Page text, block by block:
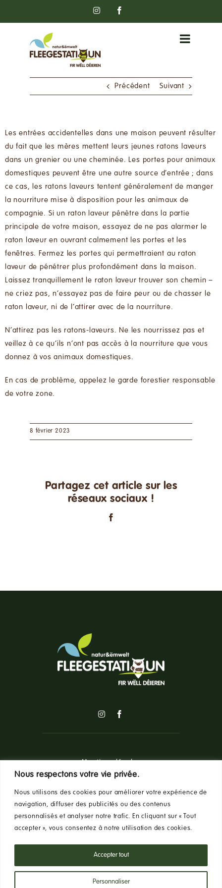
Nous respectons votre vie privée.
Nous utilisons des cookies pour améliorer votre expérience de
navigation, diffuser des publicités ou des contenus
personnalisés et analyser notre trafic. En cliquant sur « Tout
accepter », vous consentez à notre utilisation des cookies.
Personnaliser
Accepter tout
Instagram
Précédent Suivant
Les entrées accidentelles dans une maison peuvent résulter
du fait que les mères mettent leurs jeunes ratons laveurs
dans un grenier ou une cheminée. Les portes pour animaux
domestiques peuvent être une autre source d’entrée ; dans
ce cas, les ratons laveurs tentent généralement de manger
la nourriture mise à disposition pour les animaux de
compagnie. Si un raton laveur pénètre dans la partie
principale de votre maison, essayez de ne pas alarmer le
raton laveur en ouvrant calmement les portes et les
fenêtres. Fermez les portes qui permettraient au raton
laveur de pénétrer plus profondément dans la maison.
Laissez tranquillement le raton laveur trouver son chemin –
ne criez pas, n’essayez pas de faire peur ou de chasser le
raton laveur, ni de l’attirer avec de la nourriture.
N’attirez pas les ratons-laveurs. Ne les nourrissez pas et
veillez à ce qu’ils n’ont pas accès à la nourriture que vous
donnez à vos animaux domestiques.
En cas de problème, appelez le garde forestier responsable
de votre zone.
8 février 2023
Partagez cet article sur les
réseaux sociaux !
Mentions légales
Politique de confidentialité